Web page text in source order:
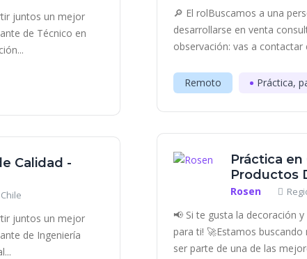
juntos un mejor
de Técnico en
Calidad -
juntos un mejor
de Ingeniería
🔎 El rolBuscamos a una
desarrollarse en venta
observación: vas a contactar
Remoto Práctica,
Práctica
Productos
Rosen
📢 Si te gusta la decoración
para ti! 🚀Estamos
ser parte de una de las